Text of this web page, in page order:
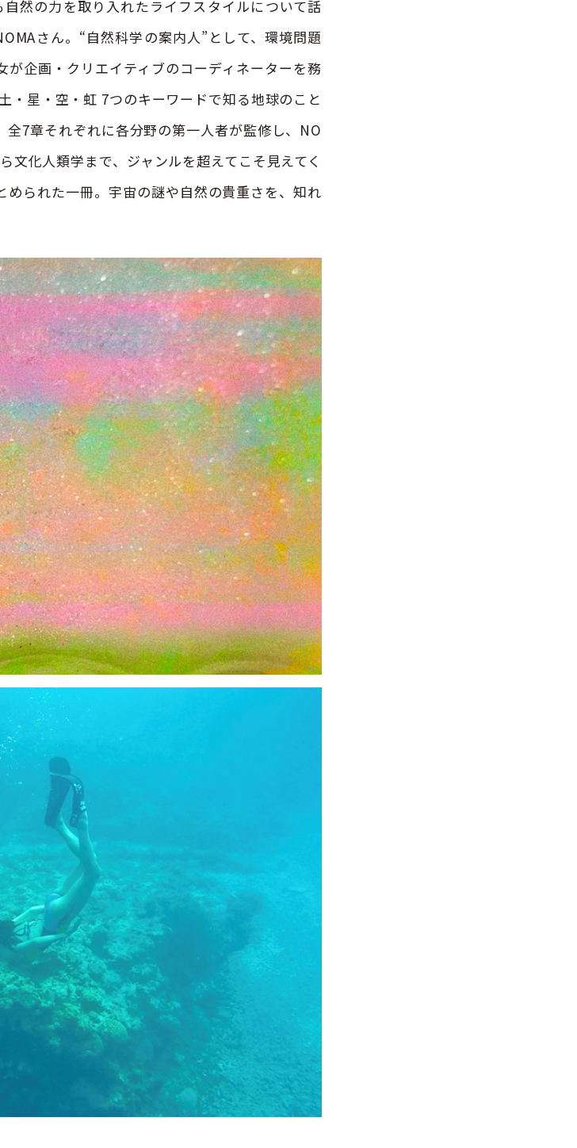
自然の力を取り入れたライフスタイルについて話
さん。“自然科学の案内人”として、環境問題
企画・クリエイティブのコーディネーターを務
・星・空・虹 7つのキーワードで知る地球のこと
7章それぞれに各分野の第一人者が監修し、NO
文化人類学まで、ジャンルを超えてこそ見えてく
められた一冊。宇宙の謎や自然の貴重さを、知れ